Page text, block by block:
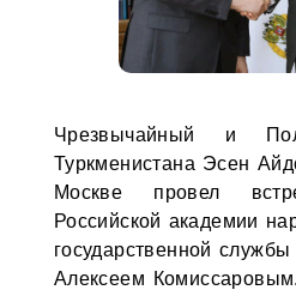
Чрезвычайный и
Туркменистана Эсен
Москве провел
Российской академии
государственной
Алексеем